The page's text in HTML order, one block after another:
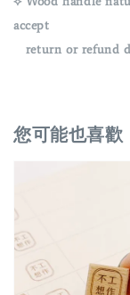
accept
return or refund
您可能也喜歡